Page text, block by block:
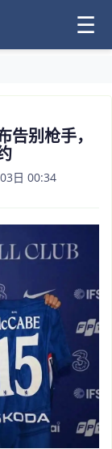
☰
别枪手，
日 00:34